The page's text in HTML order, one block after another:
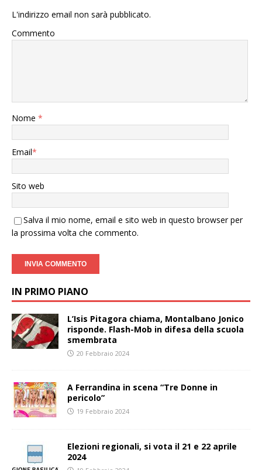
L'indirizzo email non sarà pubblicato.
Commento
Nome *
Email*
Sito web
Salva il mio nome, email e sito web in questo browser per
la prossima volta che commento.
IN PRIMO PIANO
L’Isis Pitagora chiama, Montalbano Jonico
risponde. Flash-Mob in difesa della scuola
smembrata
20 Febbraio 2024
A Ferrandina in scena “Tre Donne in
pericolo”
19 Febbraio 2024
Elezioni regionali, si vota il 21 e 22 aprile
2024